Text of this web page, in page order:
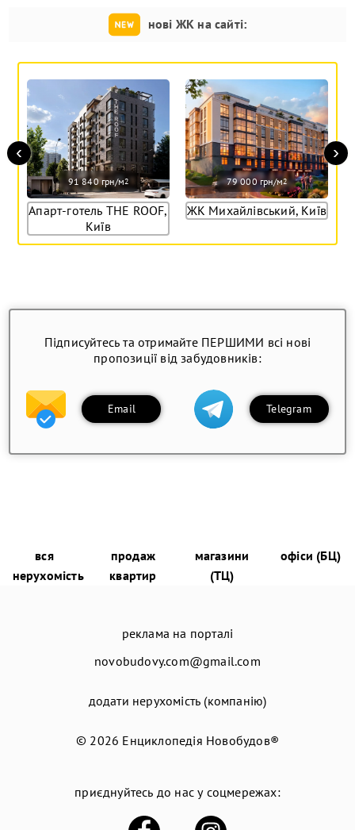
нові ЖК на сайті:
91 840 грн/м2
Апарт-готель THE ROOF,
Київ
79 000 грн/м2
ЖК Михайлівський, Київ
‹ ›
Підписуйтесь та отримайте ПЕРШИМИ всі нові
пропозиції від забудовників:
Email Telegram
вся
нерухомість
продаж
квартир
магазини
(ТЦ)
офіси (БЦ)
реклама на порталі
novobudovy.com@gmail.com
додати нерухомість (компанію)
© 2026 Енциклопедія Новобудов®
приєднуйтесь до нас у соцмережах: